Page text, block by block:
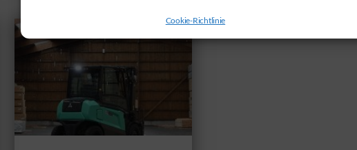
Cookie-Richtlinie